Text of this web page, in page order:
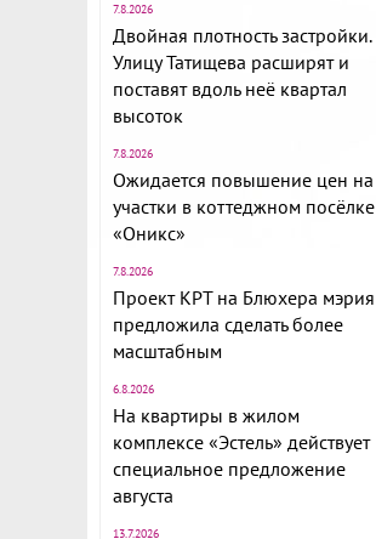
7.8.2026
Двойная плотность застройки.
Улицу Татищева расширят и
поставят вдоль неё квартал
высоток
7.8.2026
Ожидается повышение цен на
участки в коттеджном посёлке
«Оникс»
7.8.2026
Проект КРТ на Блюхера мэрия
предложила сделать более
масштабным
6.8.2026
На квартиры в жилом
комплексе «Эстель» действует
специальное предложение
августа
13.7.2026